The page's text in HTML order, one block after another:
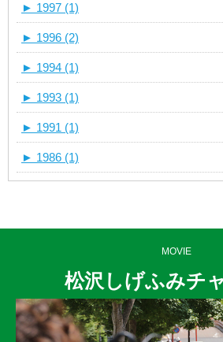
► 1997 (1)
► 1996 (2)
► 1994 (1)
► 1993 (1)
► 1991 (1)
► 1986 (1)
MOVIE
松沢しげふみチ